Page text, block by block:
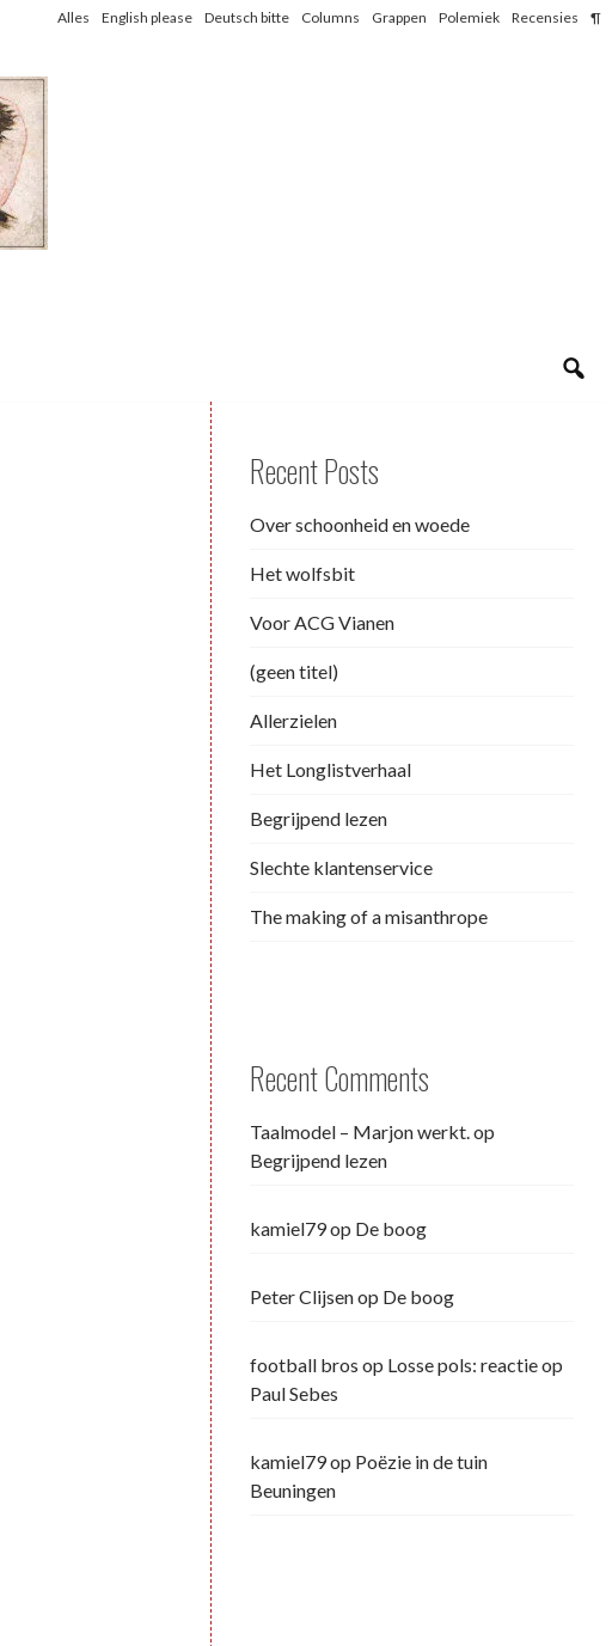
Alles English please Deutsch bitte Columns Grappen Polemiek Recensies ¶
Recent Posts
Over schoonheid en woede
Het wolfsbit
Voor ACG Vianen
(geen titel)
Allerzielen
Het Longlistverhaal
Begrijpend lezen
Slechte klantenservice
The making of a misanthrope
Recent Comments
Taalmodel – Marjon werkt.op
Begrijpend lezen
kamiel79op De boog
Peter Clijsenop De boog
football bros op Losse pols: reactie op
Paul Sebes
kamiel79op Poëzie in de tuin
Beuningen